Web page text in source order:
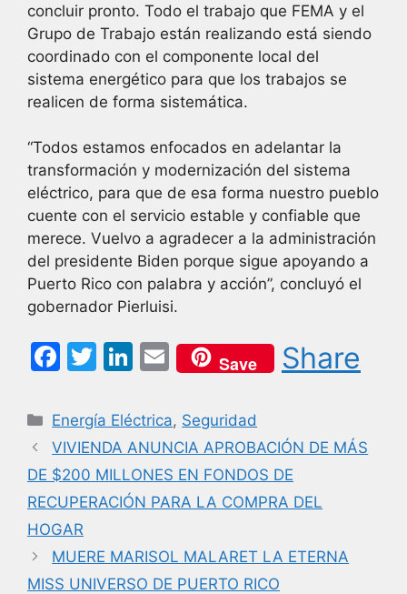
concluir pronto. Todo el trabajo que FEMA y el
Grupo de Trabajo están realizando está siendo
coordinado con el componente local del
sistema energético para que los trabajos se
realicen de forma sistemática.
“Todos estamos enfocados en adelantar la
transformación y modernización del sistema
eléctrico, para que de esa forma nuestro pueblo
cuente con el servicio estable y confiable que
merece. Vuelvo a agradecer a la administración
del presidente Biden porque sigue apoyando a
Puerto Rico con palabra y acción”, concluyó el
gobernador Pierluisi.
F
c
e
b
o
o
k
T
itt
er
Li
k
e
dI
n
E
m
ai
l
Save Share
Categorías
Energía Eléctrica, Seguridad
VIVIENDA ANUNCIA APROBACIÓN DE MÁS
DE $200 MILLONES EN FONDOS DE
RECUPERACIÓN PARA LA COMPRA DEL
HOGAR
MUERE MARISOL MALARET LA ETERNA
MISS UNIVERSO DE PUERTO RICO